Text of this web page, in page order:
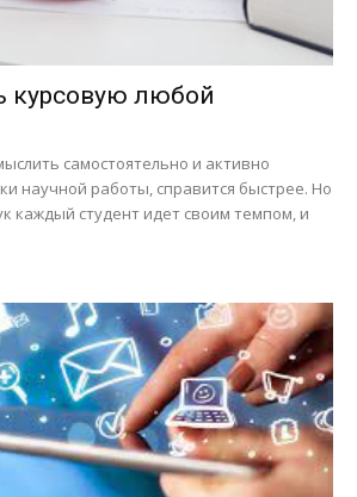
курсовую любой
самостоятельно и активно
научной работы, справится быстрее. Но
каждый студент идет своим темпом, и